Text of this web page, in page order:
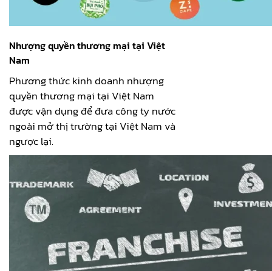
Nhượng quyền thương mại tại Việt
Nam
Phương thức kinh doanh nhượng
quyền thương mại tại Việt Nam
được vận dụng để đưa công ty nước
ngoài mở thị trường tại Việt Nam và
ngược lại.